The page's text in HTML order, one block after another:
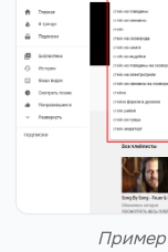
Пример